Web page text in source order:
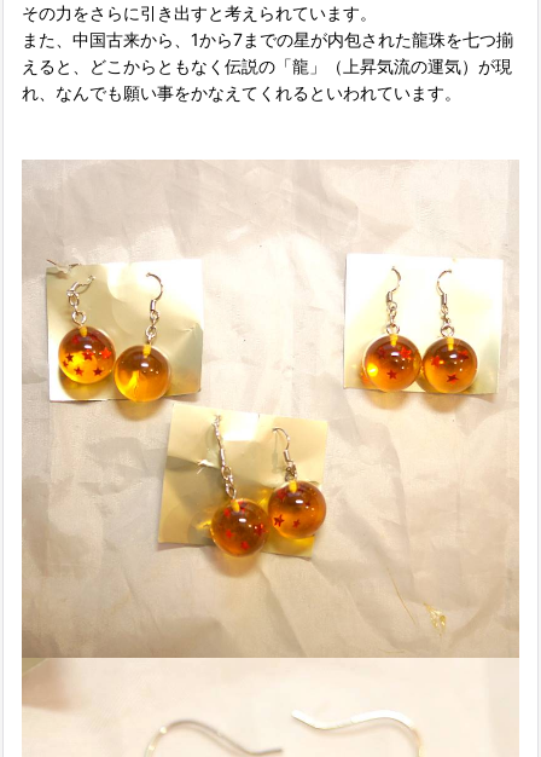
その力をさらに引き出すと考えられています。
また、中国古来から、1から7までの星が内包された龍珠を七つ揃
えると、どこからともなく伝説の「龍」（上昇気流の運気）が現
れ、なんでも願い事をかなえてくれるといわれています。